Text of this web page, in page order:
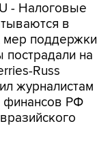
- Налоговые
в
мер поддержки
пострадали на
Russ
журналистам
финансов РФ